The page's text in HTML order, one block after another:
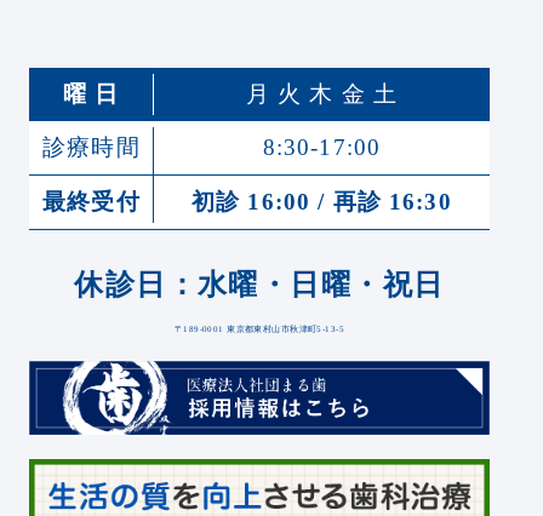
曜 日 月 火 木 金 土
診療時間 8:30-17:00
最終受付 初診 16:00 / 再診 16:30
休診日：水曜・日曜・祝日
〒189-0001 東京都東村山市秋津町5-13-5